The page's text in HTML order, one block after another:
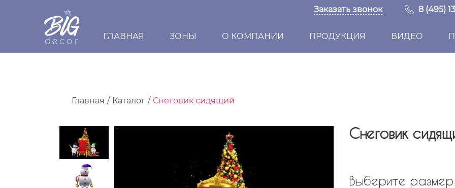
Заказать звонок 8 (495)
ГЛАВНАЯ ЗОНЫ О КОМПАНИИ ПРОДУКЦИЯ ВИДЕО
Главная Каталог Снеговик сидящий
Снеговик
Выберите размер